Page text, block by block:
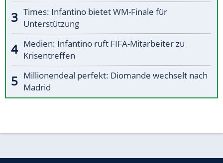
Times: Infantino bietet WM-Finale für
Unterstützung
Medien: Infantino ruft FIFA-Mitarbeiter zu
Krisentreffen
Millionendeal perfekt: Diomande wechselt nach
Madrid